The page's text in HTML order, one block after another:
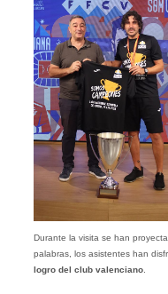
Durante la visita se han
palabras, los asistentes han
logro del club valenciano.